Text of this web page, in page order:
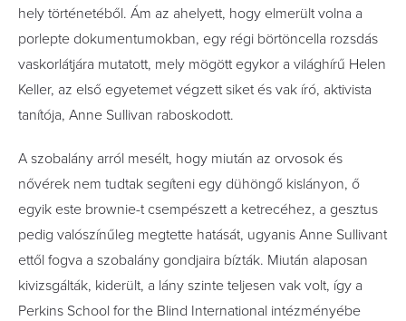
hely történetéből. Ám az ahelyett, hogy elmerült volna a
porlepte dokumentumokban, egy régi börtöncella rozsdás
vaskorlátjára mutatott, mely mögött egykor a világhírű Helen
Keller, az első egyetemet végzett siket és vak író, aktivista
tanítója, Anne Sullivan raboskodott.
A szobalány arról mesélt, hogy miután az orvosok és
nővérek nem tudtak segíteni egy dühöngő kislányon, ő
egyik este brownie-t csempészett a ketrecéhez, a gesztus
pedig valószínűleg megtette hatását, ugyanis Anne Sullivant
ettől fogva a szobalány gondjaira bízták. Miután alaposan
kivizsgálták, kiderült, a lány szinte teljesen vak volt, így a
Perkins School for the Blind International intézményébe